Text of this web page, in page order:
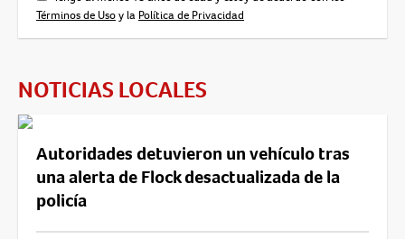
Términos de Usoy la Política de Privacidad
NOTICIAS LOCALES
Autoridades detuvieron un vehículo tras
una alerta de Flock desactualizada de la
policía